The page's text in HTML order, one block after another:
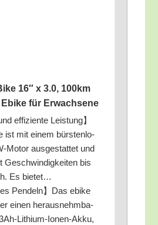
16″ x 3.0, 100km
Ebike für Erwachsene
effi­zi­en­te Leistung】
ist mit einem bürs­ten­lo­
Motor aus­ge­stat­tet und
Geschwin­dig­kei­ten bis
Es bietet…
Pendeln】Das ebike
einen her­aus­nehm­ba­
Lithi­um-Ionen-Akku,